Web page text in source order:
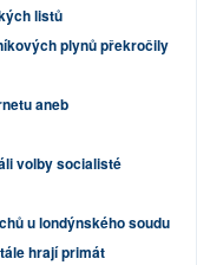
listů
plynů překročily
aneb
volby socialisté
u londýnského soudu
hrají primát